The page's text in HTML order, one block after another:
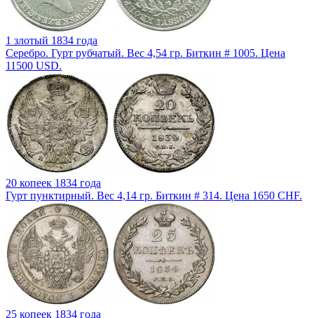
1 злотый 1834 года
Серебро. Гурт рубчатый. Вес 4,54 гр. Биткин # 1005. Цена
11500 USD.
20 копеек 1834 года
Гурт пунктирный. Вес 4,14 гр. Биткин # 314. Цена 1650 CHF.
25 копеек 1834 года